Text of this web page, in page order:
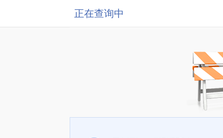
正在查询中